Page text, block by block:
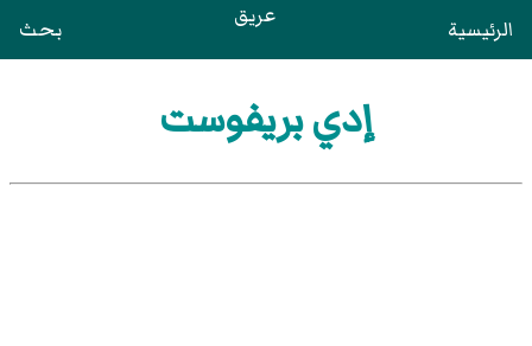
الرئيسية عريق بحث
إدي بريفوست